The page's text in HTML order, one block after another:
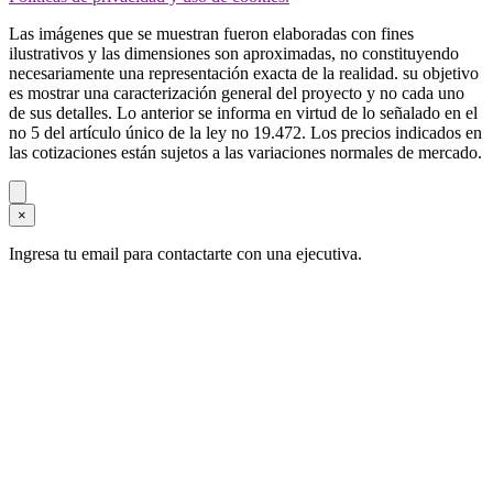
Las imágenes que se muestran fueron elaboradas con fines
ilustrativos y las dimensiones son aproximadas, no constituyendo
necesariamente una representación exacta de la realidad. su objetivo
es mostrar una caracterización general del proyecto y no cada uno
de sus detalles. Lo anterior se informa en virtud de lo señalado en el
no 5 del artículo único de la ley no 19.472. Los precios indicados en
las cotizaciones están sujetos a las variaciones normales de mercado.
×
Ingresa tu email para contactarte con una ejecutiva.